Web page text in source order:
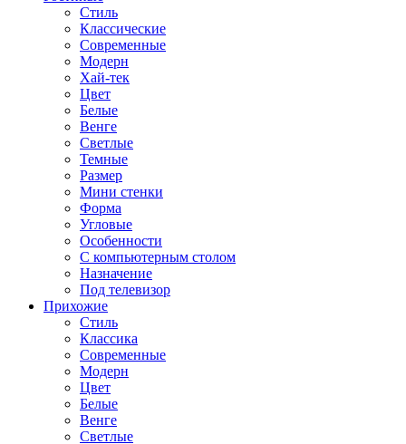
Стиль
Классические
Современные
Модерн
Хай-тек
Цвет
Белые
Венге
Светлые
Темные
Размер
Мини стенки
Форма
Угловые
Особенности
С компьютерным столом
Назначение
Под телевизор
Прихожие
Стиль
Классика
Современные
Модерн
Цвет
Белые
Венге
Светлые